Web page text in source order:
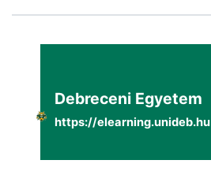
Debreceni Egyetem
https://elearning.unideb.hu